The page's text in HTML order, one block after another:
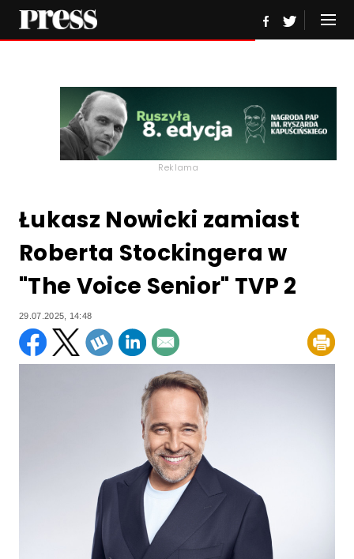
Reklama
Łukasz Nowicki zamiast
Roberta Stockingera w
"The Voice Senior" TVP 2
29.07.2025, 14:48